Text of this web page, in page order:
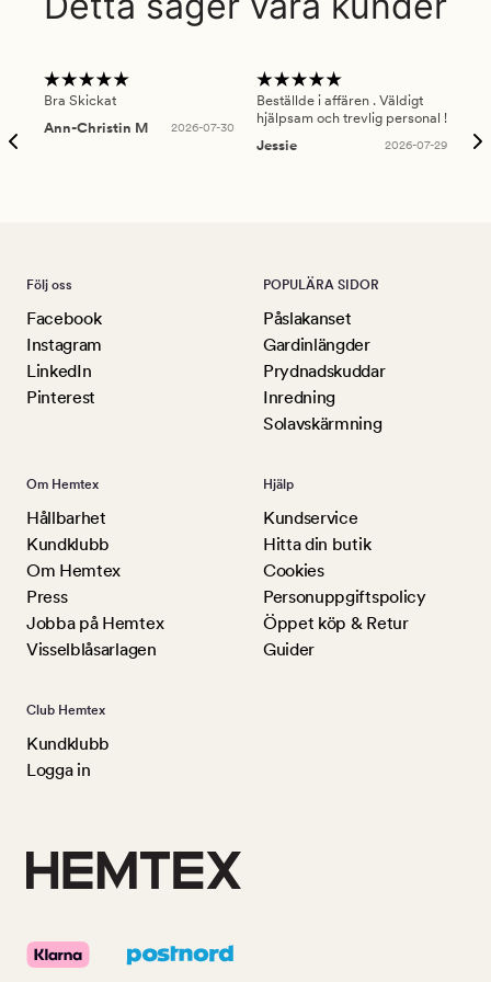
Bra Skickat
Ann-Christin M
2026-07-30
Beställde i affären . Väldigt
hjälpsam och trevlig personal !
Jessie
2026-07-29
Följ oss
Facebook
Instagram
LinkedIn
Pinterest
POPULÄRA SIDOR
Påslakanset
Gardinlängder
Prydnadskuddar
Inredning
Solavskärmning
Om Hemtex
Hållbarhet
Kundklubb
Om Hemtex
Press
Jobba på Hemtex
Visselblåsarlagen
Hjälp
Kundservice
Hitta din butik
Cookies
Personuppgiftspolicy
Öppet köp & Retur
Guider
Club Hemtex
Kundklubb
Logga in